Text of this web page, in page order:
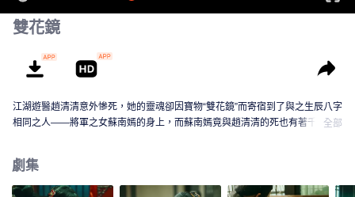
雙花鏡
江湖遊醫趙清清意外慘死，她的靈魂卻因寶物“雙花鏡”而寄宿到了與之生辰八字
相同之人——將軍之女蘇南嫣的身上，而蘇南嫣竟與趙清清的死也有著千絲萬
全部
劇集